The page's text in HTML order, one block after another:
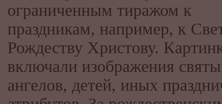
ограниченным тиражом к
праздникам, например, к
Рождеству Христову.
включали изображения
ангелов, детей, иных